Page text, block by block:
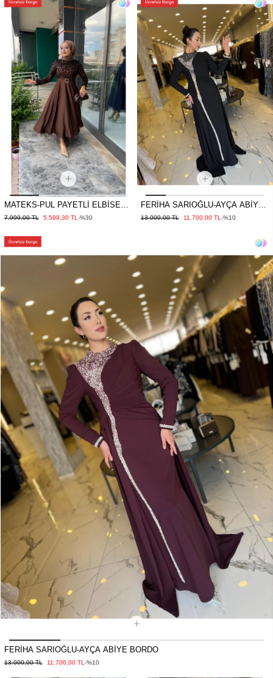
MATEKS-PUL PAYETLİ ELBİSE
KAHVE
7.999,00 TL 5.599,30 TL-%30
FERİHA SARIOĞLU-AYÇA ABİYE
SİYAH
13.000,00 TL 11.700,00 TL-%10
FERİHA SARIOĞLU-AYÇA ABİYE BORDO
13.000,00 TL 11.700,00 TL-%10